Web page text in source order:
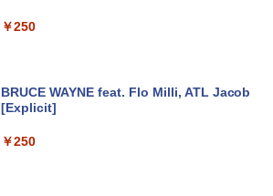
Anker Soundcore P31i ブラック
￥250
BRUCE WAYNE feat. Flo Milli, ATL Jacob
[Explicit]
￥250